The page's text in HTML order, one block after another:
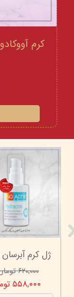
سرم ضد جوش راکوتن - 30 میلی‌لیتر